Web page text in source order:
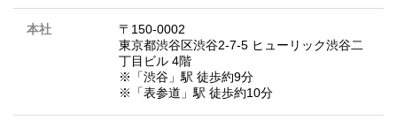
本社
〒150-0002
東京都渋谷区渋谷2-7-5 ヒューリック渋谷二
丁目ビル 4階
※「渋谷」駅 徒歩約9分
※「表参道」駅 徒歩約10分